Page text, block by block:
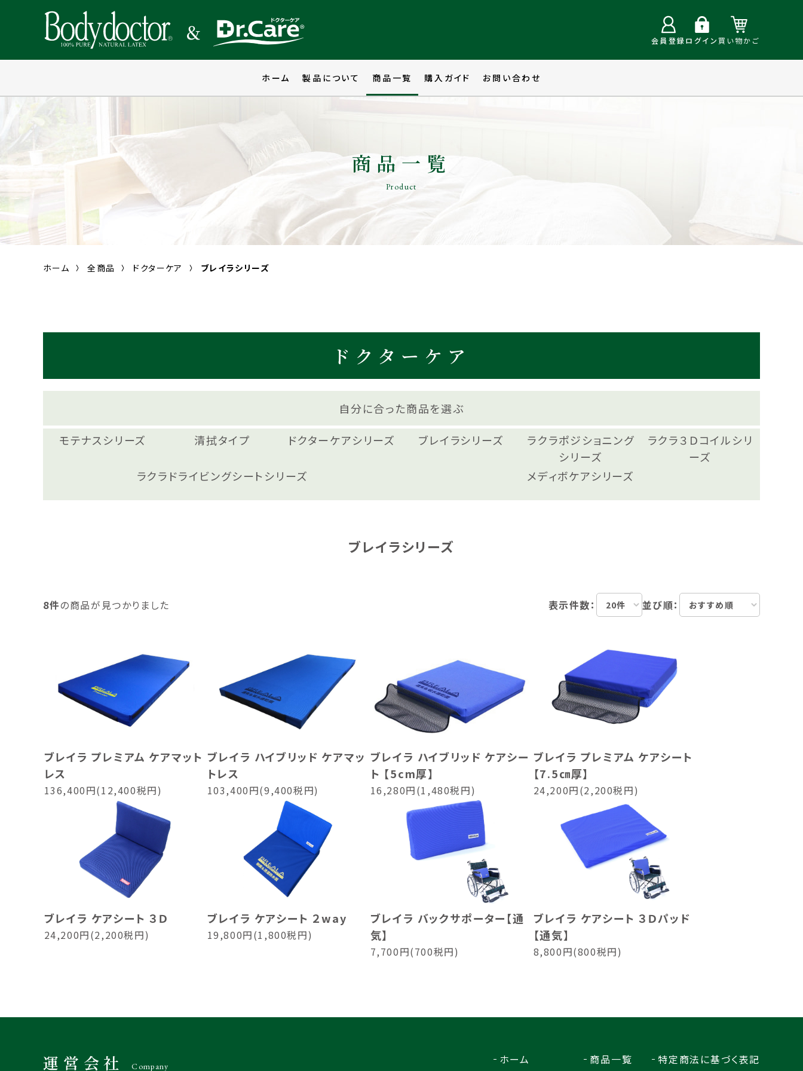
会員登録ログイン 買い物かご
ホーム 製品について 商品一覧 購入ガイド お問い合わせ
商品一覧
Product
ホーム 全商品 ドクターケア ブレイラシリーズ
ドクターケア
自分に合った商品を選ぶ
モテナスシリーズ 清拭タイプ ドクターケアシリーズ ブレイラシリーズ
ラクラポジショニング
シリーズ
ラクラ３Ｄコイルシリ
ーズ
ラクラドライビングシートシリーズ
メディボケアシリーズ
ブレイラシリーズ
8件の商品が見つかりました 表示件数： 並び順：
ブレイラ プレミアム ケアマット
レス
136,400円(12,400税円)
ブレイラ ハイブリッド ケアマッ
トレス
103,400円(9,400税円)
ブレイラ ハイブリッド ケアシー
ト 【5cm厚】
16,280円(1,480税円)
ブレイラ プレミアム ケアシート
【7.5㎝厚】
24,200円(2,200税円)
ブレイラ ケアシート ３Ｄ
24,200円(2,200税円)
ブレイラ ケアシート ２way
19,800円(1,800税円)
ブレイラ バックサポーター【通
気】
7,700円(700税円)
ブレイラ ケアシート ３Ｄパッド
【通気】
8,800円(800税円)
運営会社 Company ホーム 商品一覧 特定商法に基づく表記